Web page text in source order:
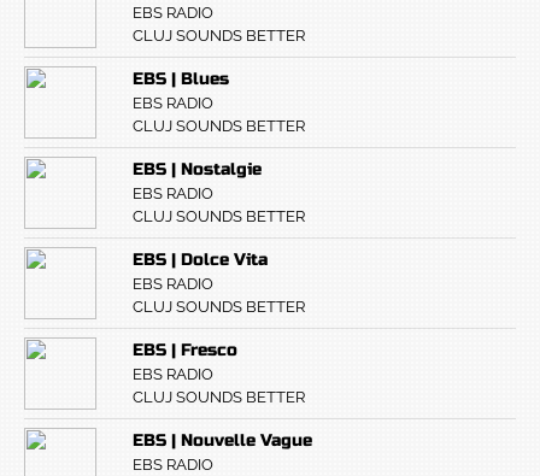
EBS RADIO
CLUJ SOUNDS BETTER
EBS | Blues
EBS RADIO
CLUJ SOUNDS BETTER
EBS | Nostalgie
EBS RADIO
CLUJ SOUNDS BETTER
EBS | Dolce Vita
EBS RADIO
CLUJ SOUNDS BETTER
EBS | Fresco
EBS RADIO
CLUJ SOUNDS BETTER
EBS | Nouvelle Vague
EBS RADIO